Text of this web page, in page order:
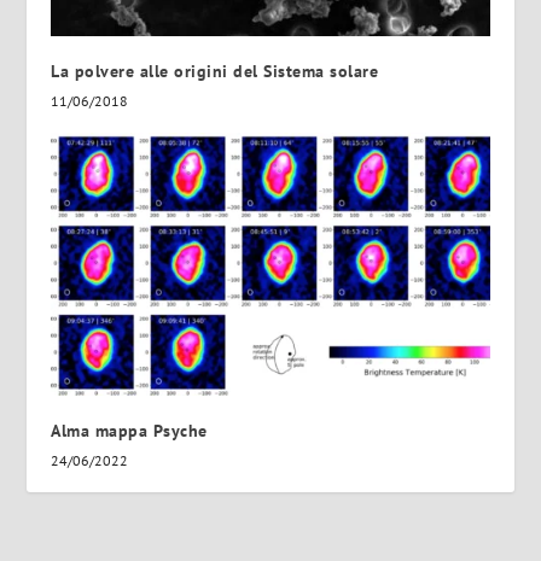
La polvere alle origini del Sistema solare
11/06/2018
Alma mappa Psyche
24/06/2022